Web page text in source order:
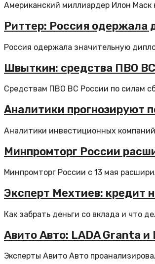
Американский миллиардер Илон Маск
Риттер: Россия одержала
Россия одержала значительную
Швыткин: средства ПВО
Средствам ПВО ВС России по силам
Аналитики прогнозируют
Аналитики инвестиционных
Минпромторг России
Минпромторг России с 13 мая
Эксперт Мехтиев: кредит
Как забрать деньги со вклада и что
Авито Авто: LADA Granta
Эксперты Авито Авто